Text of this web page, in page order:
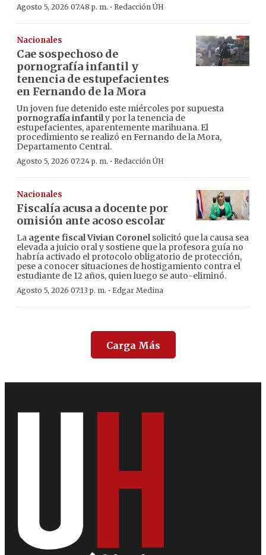
Agosto 5, 2026 07:48 p. m. · Redacción ÚH
Nacionales
Cae sospechoso de
pornografía infantil y
tenencia de estupefacientes
en Fernando de la Mora
Un joven fue detenido este miércoles por supuesta
pornografía infantily por la tenencia de
estupefacientes, aparentemente marihuana. El
procedimiento se realizó en Fernando de la Mora,
Departamento Central.
Agosto 5, 2026 07:24 p. m. · Redacción ÚH
Nacionales
Fiscalía acusa a docente por
omisión ante acoso escolar
La agente fiscal Vivian Coronelsolicitó que la causa sea
elevada a juicio oral y sostiene que la profesora guía no
habría activado el protocolo obligatorio de protección,
pese a conocer situaciones de hostigamiento contra el
estudiante de 12 años, quien luego se auto-eliminó.
Agosto 5, 2026 07:13 p. m. · Edgar Medina
Carga Más